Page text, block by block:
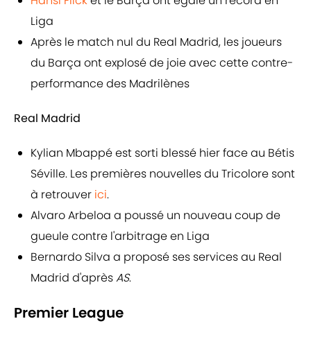
Liga
Après le match nul du Real Madrid, les joueurs
du Barça ont explosé de joie avec cette contre-
performance des Madrilènes
Real Madrid
Kylian Mbappé est sorti blessé hier face au Bétis
Séville. Les premières nouvelles du Tricolore sont
à retrouver ici.
Alvaro Arbeloa a poussé un nouveau coup de
gueule contre l'arbitrage en Liga
Bernardo Silva a proposé ses services au Real
Madrid d'aprèsAS.
Premier League